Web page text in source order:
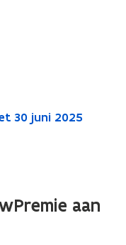
30 juni 2025
aan